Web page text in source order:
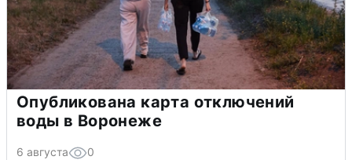
Опубликована карта отключений
воды в Воронеже
6 августа 0